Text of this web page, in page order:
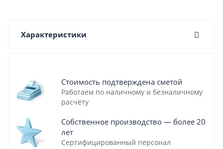
Характеристики
Стоимость подтверждена сметой
Работаем по наличному и безналичному
расчёту
Собственное производство — более 20
лет
Сертифицированный персонал